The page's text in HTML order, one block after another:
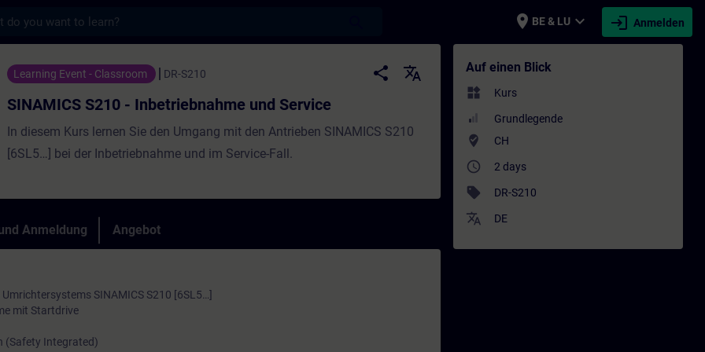
place BE & LU expand_more login Anmelden
- Inbetriebnahme und Service - Training - Schulung - Weiterbildung | SITRAIN
Learning Event - Classroom DR-S210 share
translate
SINAMICS S210 - Inbetriebnahme und Service
In diesem Kurs lernen Sie den Umgang mit den Antrieben SINAMICS S210
[6SL5…] bei der Inbetriebnahme und im Service-Fall.
Anmeldung Angebot
SINAMICS S210 [6SL5…]
mit Startdrive
(Safety Integrated)
Auf einen Blick
widgets Kurs
Grundlegende
where_to_vote CH
access_time 2 days
sell DR-S210
translate DE